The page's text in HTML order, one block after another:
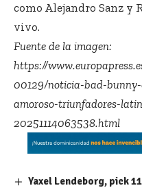
como Alejandro Sanz y
vivo.
Fuente de la imagen:
https://
00129/noticia-bad-
amoroso-triunfadores-
20251114063538.html
Yaxel Lendeborg, pick